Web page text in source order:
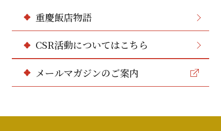
重慶飯店物語
CSR活動についてはこちら
メールマガジンのご案内